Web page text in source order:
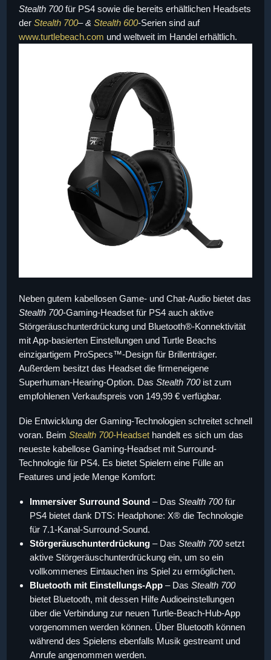
Stealth 700für PS4 sowie die bereits erhältlichen Headsets
der Stealth 700– & Stealth 600-Serien sind auf
www.turtlebeach.com und weltweit im Handel erhältlich.
Neben gutem kabellosen Game- und Chat-Audio bietet das
Stealth 700-Gaming-Headset für PS4 auch aktive
Störgeräuschunterdrückung und Bluetooth®-Konnektivität
mit App-basierten Einstellungen und Turtle Beachs
einzigartigem ProSpecs™-Design für Brillenträger.
Außerdem besitzt das Headset die firmeneigene
Superhuman-Hearing-Option. Das Stealth 700ist zum
empfohlenen Verkaufspreis von 149,99 € verfügbar.
Die Entwicklung der Gaming-Technologien schreitet schnell
voran. Beim Stealth 700-Headset handelt es sich um das
neueste kabellose Gaming-Headset mit Surround-
Technologie für PS4. Es bietet Spielern eine Fülle an
Features und jede Menge Komfort:
Immersiver Surround Sound – Das Stealth 700für
PS4 bietet dank DTS: Headphone: X® die Technologie
für 7.1-Kanal-Surround-Sound.
Störgeräuschunterdrückung – Das Stealth 700setzt
aktive Störgeräuschunterdrückung ein, um so ein
vollkommenes Eintauchen ins Spiel zu ermöglichen.
Bluetooth mit Einstellungs-App – Das Stealth 700
bietet Bluetooth, mit dessen Hilfe Audioeinstellungen
über die Verbindung zur neuen Turtle-Beach-Hub-App
vorgenommen werden können. Über Bluetooth können
während des Spielens ebenfalls Musik gestreamt und
Anrufe angenommen werden.